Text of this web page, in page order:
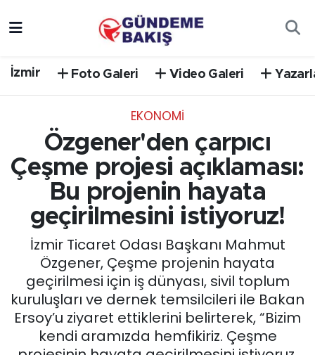
İzmir Foto Galeri Video Galeri
EKONOMİ
Özgener'den çarpıcı
Çeşme projesi açıklaması:
Bu projenin hayata
geçirilmesini istiyoruz!
İzmir Ticaret Odası Başkanı Mahmut
Özgener, Çeşme projenin hayata
geçirilmesi için iş dünyası, sivil toplum
kuruluşları ve dernek temsilcileri ile Bakan
Ersoy’u ziyaret ettiklerini belirterek, “Bizim
kendi aramızda hemfikiriz. Çeşme
DÜNYA
EGE
EĞİTİM
EKONOMİ
English News
GÜNCEL
KÜLTÜR SANAT
Trafik Durumu
Süper Lig Puan Durumu ve Fikstür
Tüm Manşetler
Son Dakika Haberleri
Haber Arşivi